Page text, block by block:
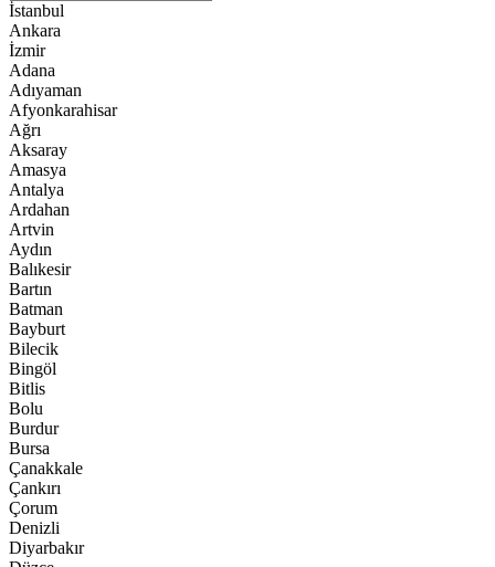
İstanbul
Ankara
İzmir
Adana
Adıyaman
Afyonkarahisar
Ağrı
Aksaray
Amasya
Antalya
Ardahan
Artvin
Aydın
Balıkesir
Bartın
Batman
Bayburt
Bilecik
Bingöl
Bitlis
Bolu
Burdur
Bursa
Çanakkale
Çankırı
Çorum
Denizli
Diyarbakır